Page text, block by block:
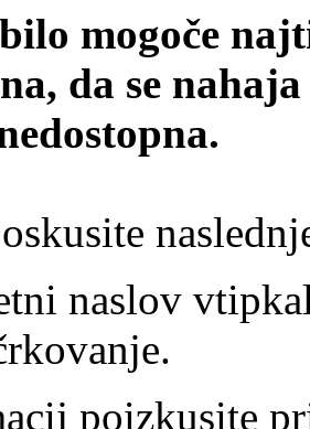
mogoče
da se
naslov
poizkusite